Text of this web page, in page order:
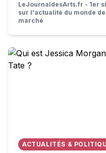
LeJournaldesArts.fr - 1er
sur l'actualité du monde
marché
Qui est Jessica Morgan,
ACTUALITÉS &